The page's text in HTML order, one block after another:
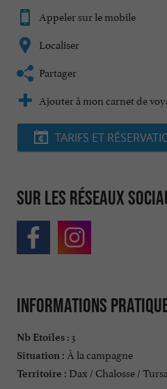
Appeler sur le mobile
Localiser
Partager
Ajouter à mon carnet de
TARIFS ET
Sur les réseaux
Informations
Nb Etoiles : 3
Situation : À la campagne
Territoire : Dax / Chalosse /